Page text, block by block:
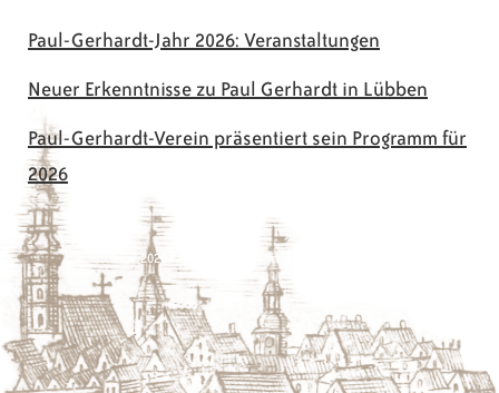
Paul-Gerhardt-Jahr 2026: Veranstaltungen
Neuer Erkenntnisse zu Paul Gerhardt in Lübben
Paul-Gerhardt-Verein präsentiert sein Programm für
2026
© 2026 Paul-Gerhardt-Verein Lübben e.V.